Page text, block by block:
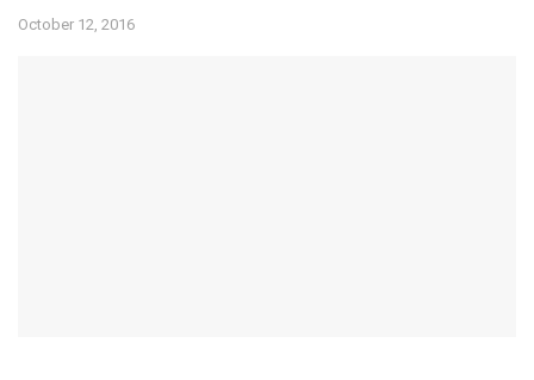
October 12, 2016